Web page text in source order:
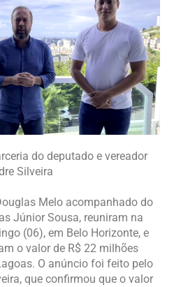
do deputado e vereador
Silveira
Melo acompanhado do
Júnior Sousa, reuniram na
(06), em Belo Horizonte, e
o valor de R$ 22 milhões
O anúncio foi feito pelo
que confirmou que o valor